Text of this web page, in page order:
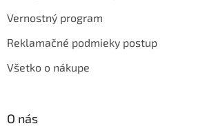
Vernostný program
Reklamačné podmieky postup
Všetko o nákupe
O nás